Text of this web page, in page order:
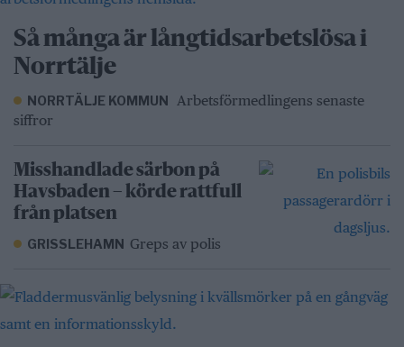
Så många är långtidsarbetslösa i
Norrtälje
NORRTÄLJE KOMMUN Arbetsförmedlingens senaste
siffror
Misshandlade särbon på
Havsbaden – körde rattfull
från platsen
GRISSLEHAMN Greps av polis